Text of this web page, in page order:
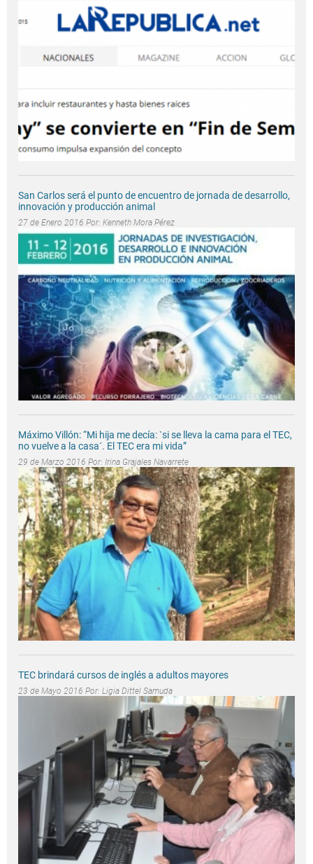
San Carlos será el punto de encuentro de jornada de desarrollo,
innovación y producción animal
27 de Enero 2016 Por: Kenneth Mora Pérez
Máximo Villón: “Mi hija me decía: `si se lleva la cama para el TEC,
no vuelve a la casa´. El TEC era mi vida”
29 de Marzo 2016 Por: Irina Grajales Navarrete
TEC brindará cursos de inglés a adultos mayores
23 de Mayo 2016 Por: Ligia Dittel Samuda